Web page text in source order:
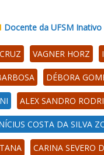
Docente da UFSM Inativo
VAGNER HORZ
DÉBORA
ALEX SANDRO
COSTA DA SILVA
CARINA SEVERO